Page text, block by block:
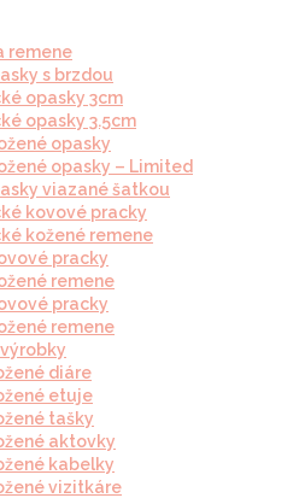
remene
s brzdou
opasky 3cm
opasky 3.5cm
opasky
opasky – Limited
viazané šatkou
kovové pracky
kožené remene
pracky
remene
pracky
remene
diáre
etuje
tašky
aktovky
kabelky
vizitkáre